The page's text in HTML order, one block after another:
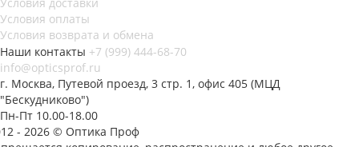
Условия оплаты
Условия возврата и обмена
Наши контакты +7 (999) 444-68-70
info@opticsprof.ru
г. Москва, Путевой проезд, 3 стр. 1, офис 405 (МЦД
"Бескудниково")
Пн-Пт 10.00-18.00
- 2026 © Оптика Проф